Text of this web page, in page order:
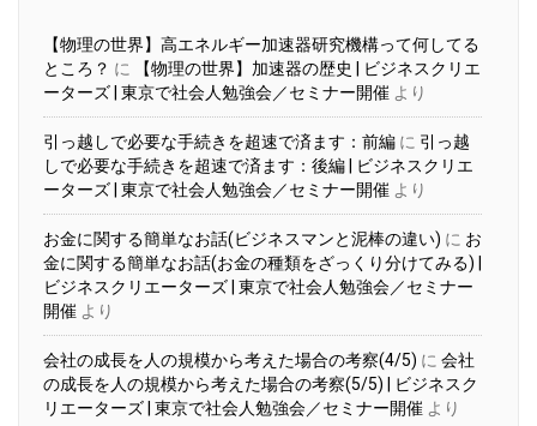
【物理の世界】高エネルギー加速器研究機構って何してる
ところ？ に
【物理の世界】加速器の歴史 | ビジネスクリエ
ーターズ | 東京で社会人勉強会／セミナー開催 より
引っ越しで必要な手続きを超速で済ます：前編 に 引っ越
しで必要な手続きを超速で済ます：後編 | ビジネスクリエ
ーターズ | 東京で社会人勉強会／セミナー開催 より
お金に関する簡単なお話(ビジネスマンと泥棒の違い) に お
金に関する簡単なお話(お金の種類をざっくり分けてみる) |
ビジネスクリエーターズ | 東京で社会人勉強会／セミナー
開催 より
会社の成長を人の規模から考えた場合の考察(4/5) に 会社
の成長を人の規模から考えた場合の考察(5/5) | ビジネスク
リエーターズ | 東京で社会人勉強会／セミナー開催 より